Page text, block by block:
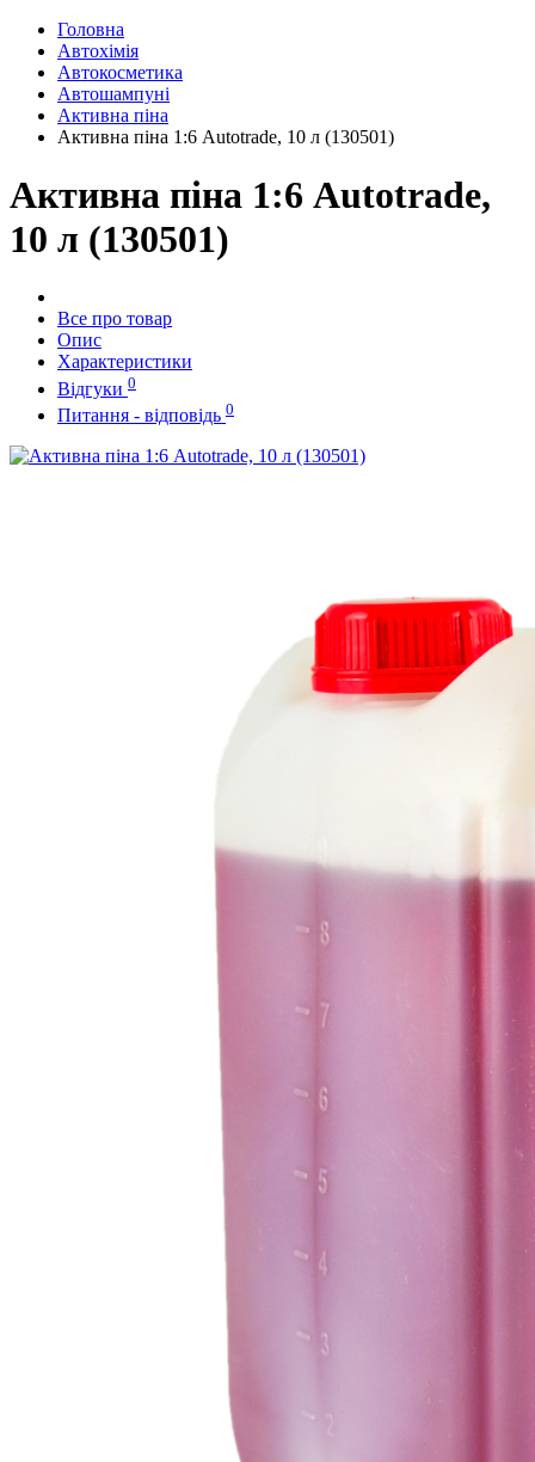
Головна
Автохімія
Автокосметика
Автошампуні
Активна піна
Активна піна 1:6 Autotrade, 10 л (130501)
Активна піна 1:6 Autotrade,
10 л (130501)
Все про товар
Опис
Характеристики
Відгуки 0
Питання - відповідь 0